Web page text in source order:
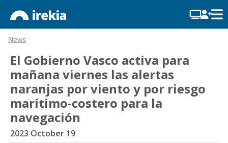
News
El Gobierno Vasco activa para
mañana viernes las alertas
naranjas por viento y por riesgo
marítimo-costero para la
navegación
2023 October 19